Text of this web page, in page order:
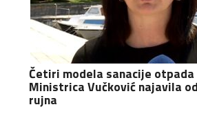
Četiri modela sanacije otpada
Ministrica Vučković najavila
rujna